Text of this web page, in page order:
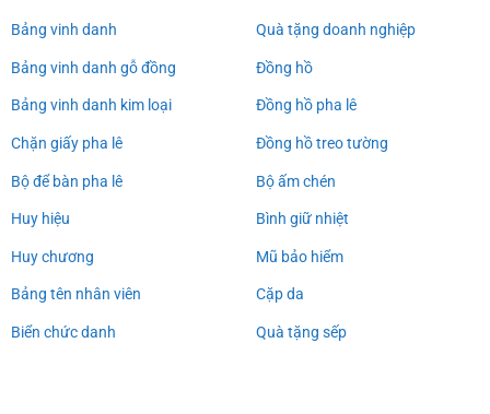
Bảng vinh danh
Bảng vinh danh gỗ đồng
Bảng vinh danh kim loại
Chặn giấy pha lê
Bộ để bàn pha lê
Huy hiệu
Huy chương
Bảng tên nhân viên
Biển chức danh
Quà tặng doanh nghiệp
Đồng hồ
Đồng hồ pha lê
Đồng hồ treo tường
Bộ ấm chén
Bình giữ nhiệt
Mũ bảo hiểm
Cặp da
Quà tặng sếp